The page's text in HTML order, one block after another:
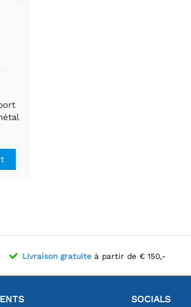
Livraison gratuite à partir de € 150,-
SOCIALS